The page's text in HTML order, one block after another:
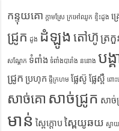
កន្ទុយគោ ក្តាមស្រែ ក្រអៅឈូក ខ្ទិះដូង គ្
ជ្រូក ដូង ដំឡូង តៅហ៊ូ ត្រ
សណ្តែក ទំពាំង ទំពាំងបារាំង ននោង បង្គ
ជ្រូក ប្រហុក ផ្ទីក្រហម ផ្លែស៊ូ ផ្លែស្ពឺ ពោះ
សាច់គោ សាច់ជ្រូក សាច់ជ្
មាន់ ស្ពៃក្តោប ស្ពៃយូឆយ ស្វាយ